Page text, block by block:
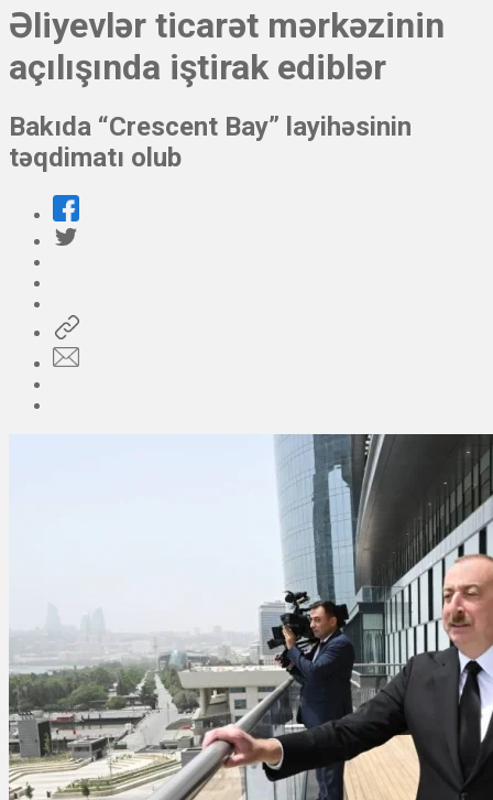
Əliyevlər ticarət mərkəzinin
açılışında iştirak ediblər
Bakıda “Crescent Bay” layihəsinin
təqdimatı olub